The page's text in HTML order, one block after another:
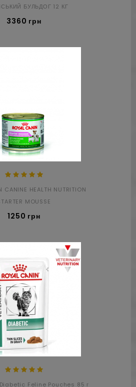
БУЛЬДОГ 12 КГ
3360 грн
CANINE HEALTH NUTRITION
MOUSSE
1250 грн
Feline Pouches 85 г